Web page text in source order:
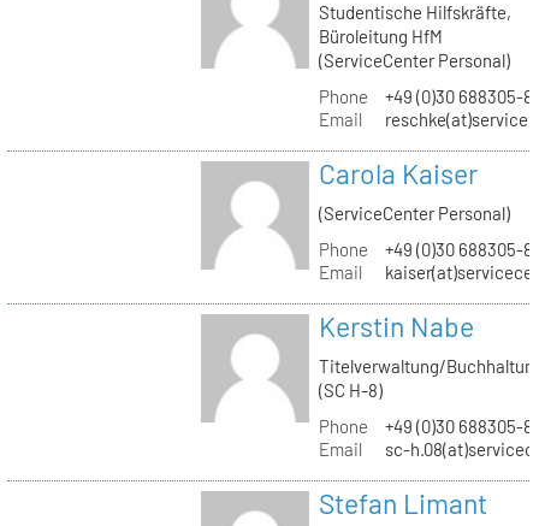
Studentische Hilfskräfte,
Büroleitung HfM
(ServiceCenter Personal)
Phone
+49 (0)30 688305-
Email
Carola Kaiser
(ServiceCenter Personal)
Phone
+49 (0)30 688305-
Email
Kerstin Nabe
Titelverwaltung/
(SC H-8)
Phone
+49 (0)30 688305-
Email
sc-
Stefan Limant